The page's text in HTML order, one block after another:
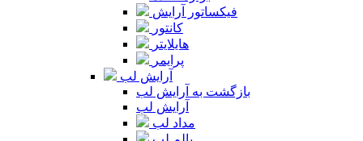
فیکساتور آرایش
کانتور
هایلایتر
پرایمر
آرایش لب
بازگشت به آرایش لب
آرایش لب
مداد لب